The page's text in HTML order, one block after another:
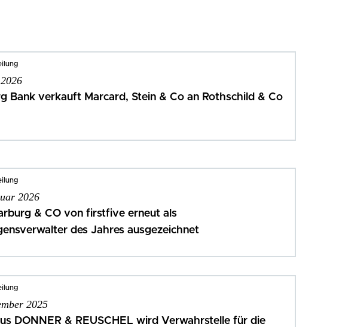
Bank verkauft Marcard, Stein & Co an Rothschild & Co
2026
& CO von firstfive erneut als
des Jahres ausgezeichnet
2025
DONNER & REUSCHEL wird Verwahrstelle für die